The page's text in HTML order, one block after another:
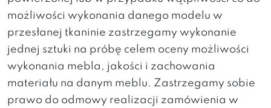
możliwości wykonania danego modelu w
przesłanej tkaninie zastrzegamy wykonanie
jednej sztuki na próbę celem oceny możliwości
wykonania mebla, jakości i zachowania
materiału na danym meblu. Zastrzegamy sobie
prawo do odmowy realizacji zamówienia w